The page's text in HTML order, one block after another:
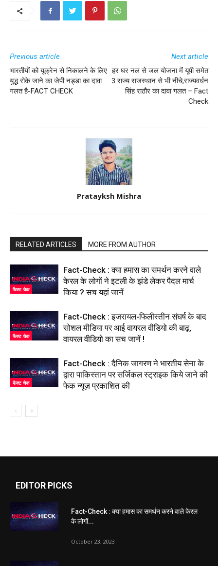
Previous article
भारतीयों को यूक्रेन से निकालने के लिए
युद्ध रोके जाने का जेपी नड्डा का दावा
गलत है-FACT CHECK
Next article
हर घर नल से जल योजना में यूपी समेत
3 राज्य राजस्थान से भी नीचे,राज्यवर्धन
सिंह राठौर का दावा गलत – Fact
Check
Pratayksh Mishra
RELATED ARTICLES MORE FROM AUTHOR
फैक्ट चेक
Fact-Check : क्या हमास का समर्थन करने वाले
केरल के लोगों ने इटली के झंडे लेकर पैदल मार्च
किया ? सच यहां जानें
फैक्ट चेक
Fact-Check : इजरायल-फिलीस्तीन संघर्ष के बाद
सोशल मीडिया पर आई वायरल वीडियो की बाढ़,
वायरल वीडियो का सच जानें !
फैक्ट चेक
Fact-Check : दैनिक जागरण ने भारतीय सेना के
द्वारा पाकिस्तान पर सर्जिकल स्ट्राइक किये जाने की
फेक न्यूज़ प्रकाशित की
EDITOR PICKS
Fact-Check : क्या हमास का समर्थन करने वाले केरल
के लोगों...
October 23, 2023